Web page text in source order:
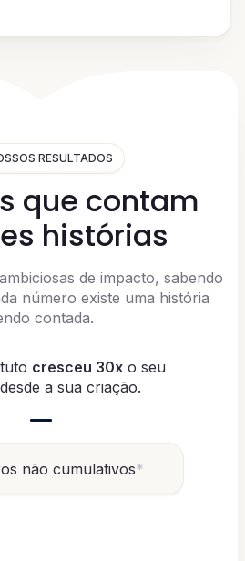
RESULTADOS
que contam
histórias
de impacto, sabendo
número existe uma história
contada.
cresceu 30xo seu
a sua criação.
não cumulativos*